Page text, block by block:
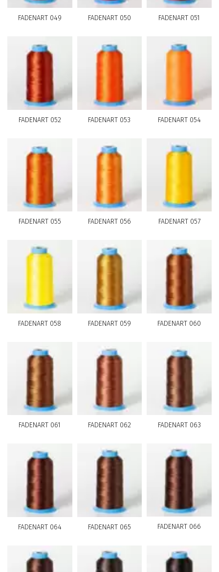
FADENART 049 FADENART 050 FADENART 051
FADENART 052 FADENART 053 FADENART 054
FADENART 055 FADENART 056 FADENART 057
FADENART 058 FADENART 059 FADENART 060
FADENART 061 FADENART 062 FADENART 063
FADENART 064 FADENART 065 FADENART 066